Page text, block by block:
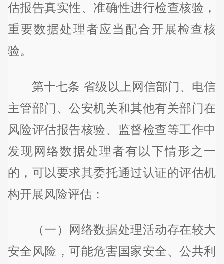
估报告真实性、准确性进行检查核验，
重要数据处理者应当配合开展检查核
验。
第十七条 省级以上网信部门、电信
主管部门、公安机关和其他有关部门在
风险评估报告核验、监督检查等工作中
发现网络数据处理者有以下情形之一
的，可以要求其委托通过认证的评估机
构开展风险评估：
（一）网络数据处理活动存在较大
安全风险，可能危害国家安全、公共利